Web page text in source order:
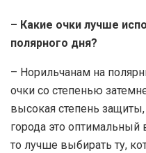
– Какие очки лучше
полярного дня?
– Норильчанам на
очки со степенью
высокая степень
города это оптимальный
то лучше выбирать ту,